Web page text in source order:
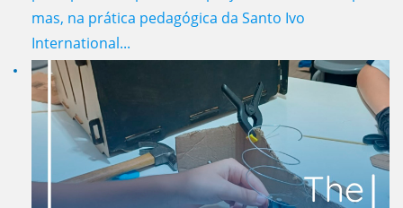
mas, na prática pedagógica da Santo Ivo
International...